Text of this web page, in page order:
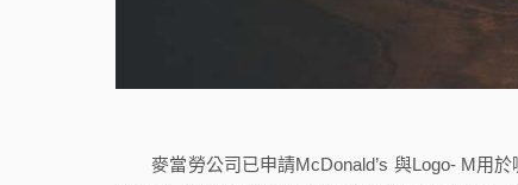
麥當勞公司已申請McDonald’s 與Logo- M用於